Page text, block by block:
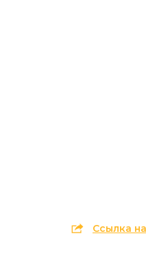
Ссылка